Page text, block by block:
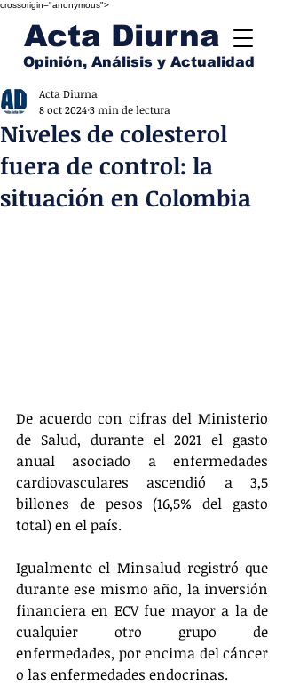
crossorigin="anonymous">
Acta Diurna
Opinión, Análisis y Actualidad
Niveles de colesterol
fuera de control: la
situación en Colombia
Acta Diurna
8 oct 20243 min de lectura
De acuerdo con cifras del Ministerio
de Salud, durante el 2021 el gasto
anual asociado a enfermedades
cardiovasculares ascendió a 3,5
billones de pesos (16,5% del gasto
total) en el país.
Igualmente el Minsalud registró que
durante ese mismo año, la inversión
financiera en ECV fue mayor a la de
cualquier otro grupo de
enfermedades, por encima del cáncer
o las enfermedades endocrinas.